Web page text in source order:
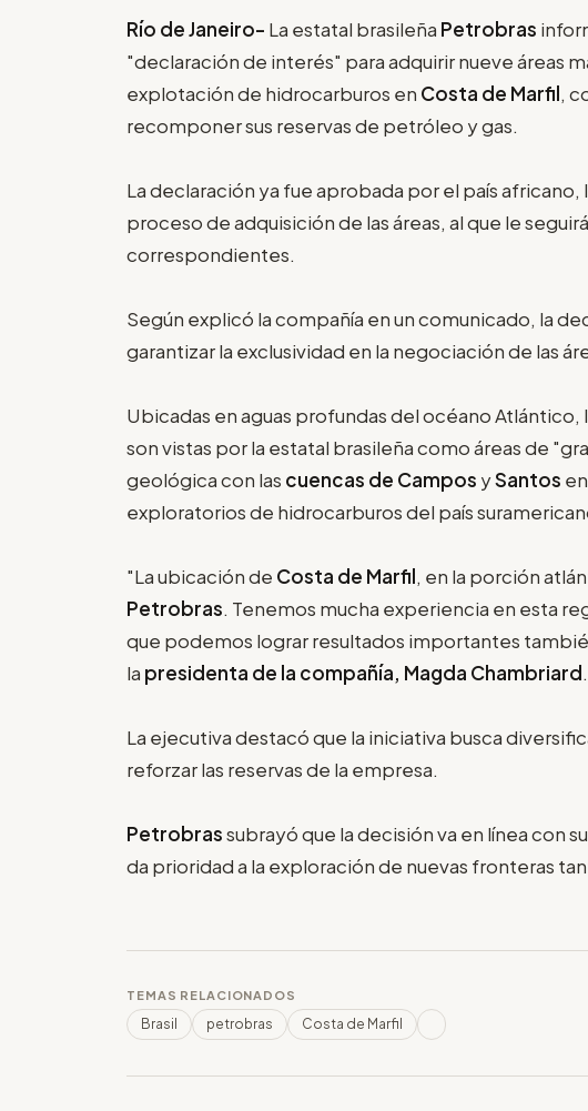
Río de Janeiro- La estatal brasileña Petrobras
"declaración de interés" para adquirir nueve áreas
explotación de hidrocarburos en Costa de Marfil,
recomponer sus reservas de petróleo y gas.
La declaración ya fue aprobada por el país
proceso de adquisición de las áreas, al que le
correspondientes.
Según explicó la compañía en un comunicado, la
garantizar la exclusividad en la negociación de las
Ubicadas en aguas profundas del océano Atlántico,
son vistas por la estatal brasileña como áreas de
geológica con las cuencas de Campos ySantos en
exploratorios de hidrocarburos del país
"La ubicación de Costa de Marfil, en la porción
Petrobras. Tenemos mucha experiencia en esta
que podemos lograr resultados importantes
la presidenta de la compañía, Magda Chambriard.
La ejecutiva destacó que la iniciativa busca
reforzar las reservas de la empresa.
Petrobrassubrayó que la decisión va en línea con
da prioridad a la exploración de nuevas fronteras
TEMAS RELACIONADOS
Brasil petrobras Costa de Marfil